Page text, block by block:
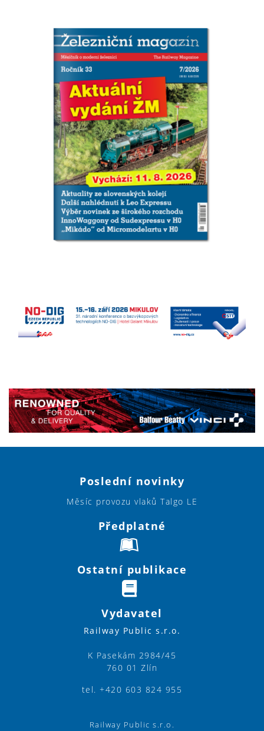
Poslední novinky
Měsíc provozu vlaků Talgo LE
Předplatné
Ostatní publikace
Vydavatel
Railway Public s.r.o.
K Pasekám 2984/45
760 01 Zlín
tel. +420 603 824 955
Railway Public s.r.o.